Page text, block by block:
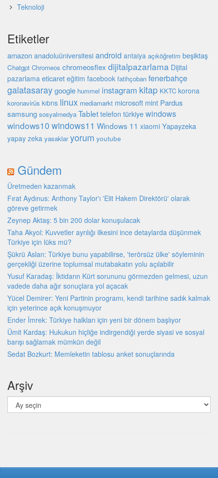
Teknoloji
Etiketler
amazon anadoluüniversitesi android antalya açıköğretim beşiktaş
Chatgpt Chromeos chromeosflex dijitalpazarlama Dijital
pazarlama eticaret eğitim facebook fatihçoban fenerbahçe
galatasaraygoogle hummel instagram kitap KKTC korona
koronavirüs kıbrıs linux mediamarkt microsoft mint Pardus
samsung sosyalmedya Tablet telefon türkiyewindows
windows10 windows11 Windows 11 xiaomi Yapayzeka
yapay zeka yasaklar yorum youtube
Gündem
Üretmeden kazanmak
Fırat Aydınus: Anthony Taylor'ı 'Elit Hakem Direktörü' olarak
göreve getirmek
Zeynep Aktaş: 5 bin 200 dolar konuşulacak
Taha Akyol: Kuvvetler ayrılığı ilkesini ince detaylarda düşünmek
Türkiye için lüks mü?
Şükrü Aslan: Türkiye bunu yapabilirse, 'terörsüz ülke' söyleminin
gerçekliği üzerine toplumsal mutabakatın yolu açılabilir
Yusuf Karadaş: İktidarın Kürt sorununu görmezden gelmesi, uzun
vadede daha ağır sonuçlara yol açacak
Yücel Demirer: Yeni Partinin programı, kendi tarihine sadık kalmak
için yeterince açık konuşmuyor
Ender İmrek: Türkiye halkları için yeni bir dönem başlıyor
Ümit Kardaş: Hukukun hiçliğe indirgendiği yerde siyasi ve sosyal
barışı sağlamak mümkün değil
Sedat Bozkurt: Memleketin tablosu anket sonuçlarında
Arşiv
Arşiv